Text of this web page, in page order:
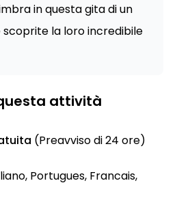
in questa gita di un
scoprite la loro incredibile
attività
(Preavviso di 24 ore)
Portugues, Francais,